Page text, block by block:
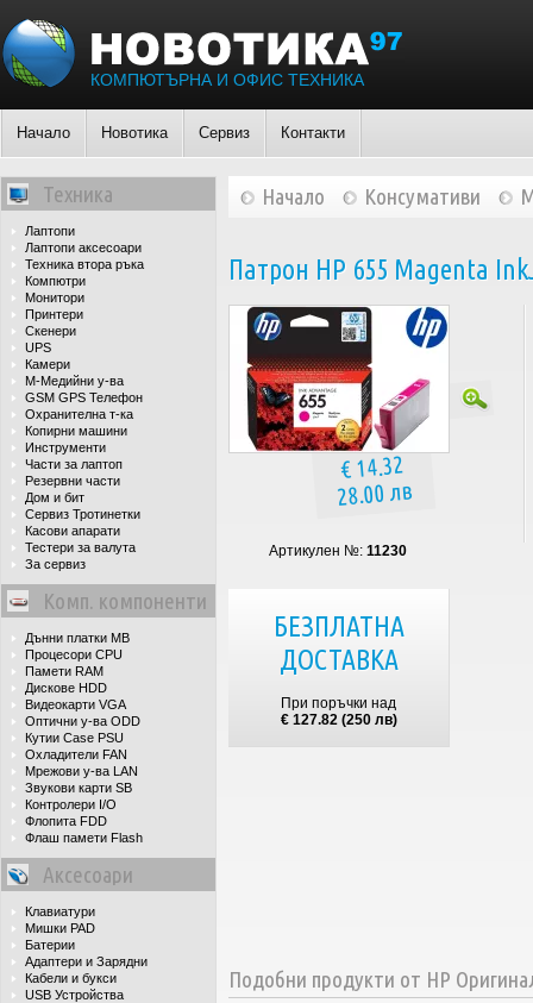
КОМПЮТЪРНА И ОФИС ТЕХНИКА
Начало Новотика Сервиз Контакти
Техника
Лаптопи
Лаптопи аксесоари
Техника втора ръка
Компютри
Монитори
Принтери
Скенери
UPS
Камери
М-Медийни у-ва
GSM GPS Телефон
Охранителна т-ка
Копирни машини
Инструменти
Части за лаптоп
Резервни части
Дом и бит
Сервиз Тротинетки
Касови апарати
Тестери за валута
За сервиз
Комп. компоненти
Дънни платки MB
Процесори CPU
Памети RAM
Дискове HDD
Видеокарти VGA
Оптични у-ва ODD
Кутии Case PSU
Охладители FAN
Мрежови у-ва LAN
Звукови карти SB
Контролери I/O
Флопита FDD
Флаш памети Flash
Аксесоари
Клавиатури
Мишки PAD
Батерии
Адаптери и Зарядни
Кабели и букси
USB Устройства
Начало Консумативи
Патрон HP 655 Magenta
€ 14.32
28.00 лв
Артикулен №: 11230
БЕЗПЛАТНА
ДОСТАВКА
При поръчки над
€ 127.82 (250 лв)
Подобни продукти от HP